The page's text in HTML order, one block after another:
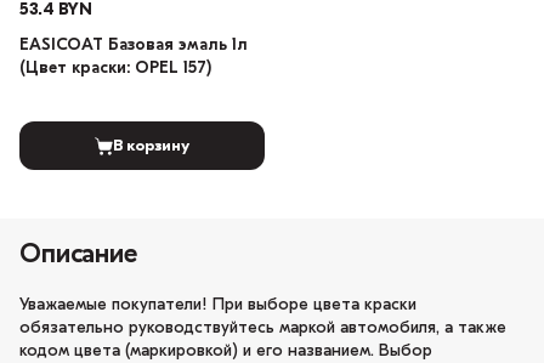
53.4 BYN
EASICOAT Базовая эмаль 1л
(Цвет краски: OPEL 157)
В корзину
Описание
Уважаемые покупатели! При выборе цвета краски
обязательно руководствуйтесь маркой автомобиля, а также
кодом цвета (маркировкой) и его названием. Выбор